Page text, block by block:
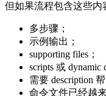
但如果流程包含这些内
多步骤；
示例输出；
supporting files；
scripts 或 dynamic
需要 description
命令文件已经越